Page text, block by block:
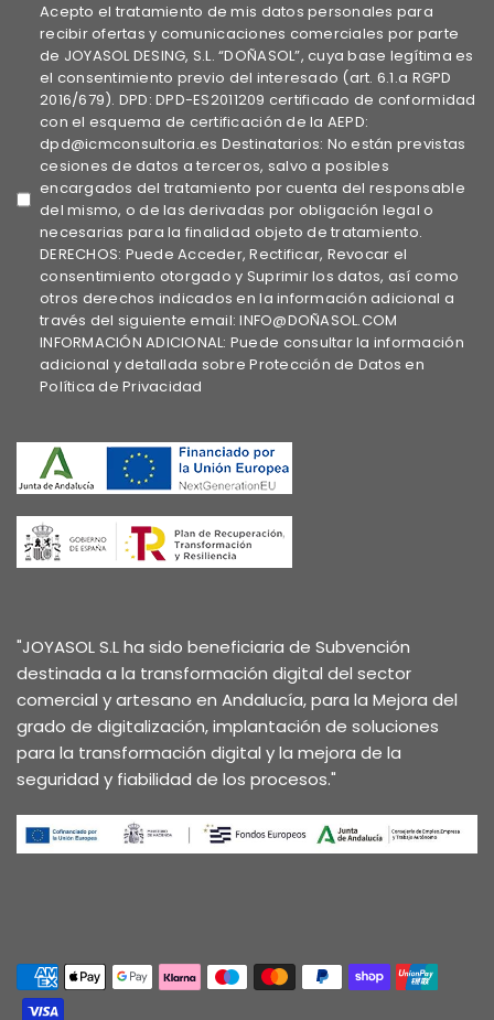
Acepto el tratamiento de mis datos personales para
recibir ofertas y comunicaciones comerciales por parte
de JOYASOL DESING, S.L. “DOÑASOL”, cuya base legítima es
el consentimiento previo del interesado (art. 6.1.a RGPD
2016/679). DPD: DPD-ES2011209 certificado de conformidad
con el esquema de certificación de la AEPD:
dpd@icmconsultoria.es Destinatarios: No están previstas
cesiones de datos a terceros, salvo a posibles
encargados del tratamiento por cuenta del responsable
del mismo, o de las derivadas por obligación legal o
necesarias para la finalidad objeto de tratamiento.
DERECHOS: Puede Acceder, Rectificar, Revocar el
consentimiento otorgado y Suprimir los datos, así como
otros derechos indicados en la información adicional a
través del siguiente email: INFO@DOÑASOL.COM
INFORMACIÓN ADICIONAL: Puede consultar la información
adicional y detallada sobre Protección de Datos en
Política de Privacidad
"JOYASOL S.L ha sido beneficiaria de Subvención
destinada a la transformación digital del sector
comercial y artesano en Andalucía, para la Mejora del
grado de digitalización, implantación de soluciones
para la transformación digital y la mejora de la
seguridad y fiabilidad de los procesos."